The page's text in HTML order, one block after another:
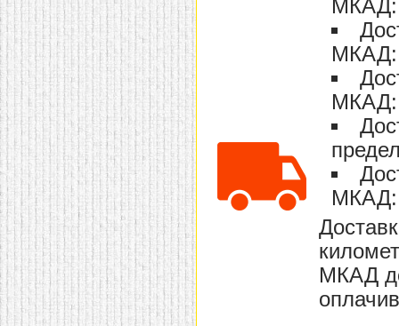
домашнем использовании.
Эта мебель имеет
некоторые преимущества
перед той же стенкой для
гостиной, к примеру,
поскольку она более
легкая и не загромождает
пространство. В спальне
этот предмет можно
поставить у изголовья
кровати, чтобы заполнить
пустующее там
место. Также стеллажи
очень часто используют в
качестве разграничителей
комнаты, например, на
рабочую зону и
пространство для отдыха.
Особенно это актуально
для однокомнатных
квартир.
МКАД:
МКАД:
МКАД:
МКАД:
МКАД